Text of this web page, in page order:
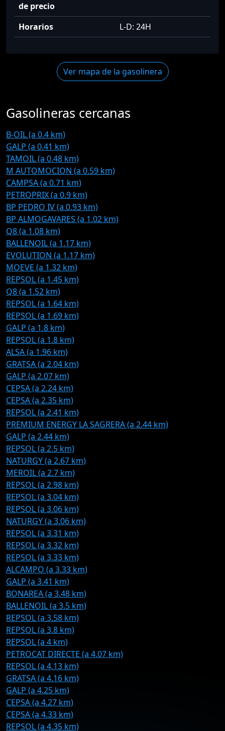
de precio
Horarios L-D: 24H
Ver mapa de la gasolinera
Gasolineras cercanas
B-OIL (a 0.4 km)
GALP (a 0.41 km)
TAMOIL (a 0.48 km)
M AUTOMOCION (a 0.59 km)
CAMPSA (a 0.71 km)
PETROPRIX (a 0.9 km)
BP PEDRO IV (a 0.93 km)
BP ALMOGAVARES (a 1.02 km)
Q8 (a 1.08 km)
BALLENOIL (a 1.17 km)
EVOLUTION (a 1.17 km)
MOEVE (a 1.32 km)
REPSOL (a 1.45 km)
Q8 (a 1.52 km)
REPSOL (a 1.64 km)
REPSOL (a 1.69 km)
GALP (a 1.8 km)
REPSOL (a 1.8 km)
ALSA (a 1.96 km)
GRATSA (a 2.04 km)
GALP (a 2.07 km)
CEPSA (a 2.24 km)
CEPSA (a 2.35 km)
REPSOL (a 2.41 km)
PREMIUM ENERGY LA SAGRERA (a 2.44 km)
GALP (a 2.44 km)
REPSOL (a 2.5 km)
NATURGY (a 2.67 km)
MEROIL (a 2.7 km)
REPSOL (a 2.98 km)
REPSOL (a 3.04 km)
REPSOL (a 3.06 km)
NATURGY (a 3.06 km)
REPSOL (a 3.31 km)
REPSOL (a 3.32 km)
REPSOL (a 3.33 km)
ALCAMPO (a 3.33 km)
GALP (a 3.41 km)
BONAREA (a 3.48 km)
BALLENOIL (a 3.5 km)
REPSOL (a 3.58 km)
REPSOL (a 3.8 km)
REPSOL (a 4 km)
PETROCAT DIRECTE (a 4.07 km)
REPSOL (a 4.13 km)
GRATSA (a 4.16 km)
GALP (a 4.25 km)
CEPSA (a 4.27 km)
CEPSA (a 4.33 km)
REPSOL (a 4.35 km)